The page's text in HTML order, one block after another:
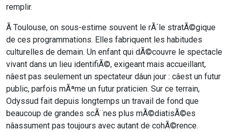
remplir.
Ã Toulouse, on sous-estime souvent le rÃ´le stratÃ©gique
de ces programmations. Elles fabriquent les habitudes
culturelles de demain. Un enfant qui dÃ©couvre le spectacle
vivant dans un lieu identifiÃ©, exigeant mais accueillant,
nâest pas seulement un spectateur dâun jour : câest un futur
public, parfois mÃªme un futur praticien. Sur ce terrain,
Odyssud fait depuis longtemps un travail de fond que
beaucoup de grandes scÃ¨nes plus mÃ©diatisÃ©es
nâassument pas toujours avec autant de cohÃ©rence.